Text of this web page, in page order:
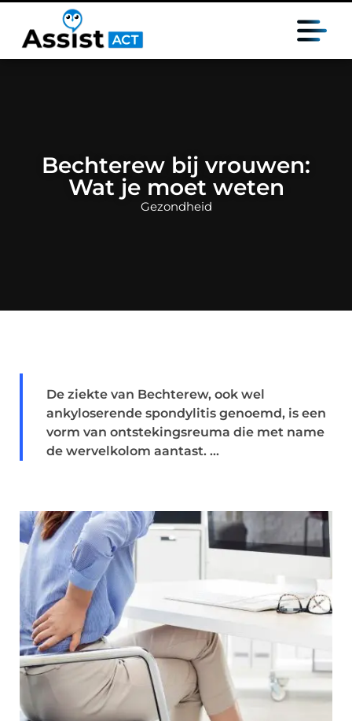
Bechterew bij vrouwen:
Wat je moet weten
Gezondheid
De ziekte van Bechterew, ook wel
ankyloserende spondylitis genoemd, is een
vorm van ontstekingsreuma die met name
de wervelkolom aantast. ...